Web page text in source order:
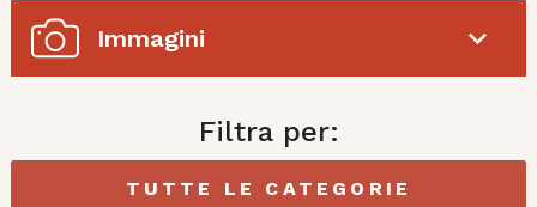
Immagini
Filtra per:
TUTTE LE CATEGORIE